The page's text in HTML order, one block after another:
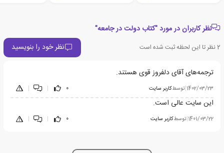
نظر کاربران در مورد "کتاب دولت در جامعه"
2نظر تا این لحظه ثبت شده است نظر خود را بنویسید
ترجمه‌های آقای دلفروز قوی هستند.
1402/03/23
|توسطکاربر سایت 0
|
|
این سایت عالی است.
1401/03/22
|توسطکاربر سایت 0
|
|